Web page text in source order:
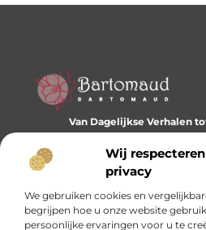
Wij
privacy
We gebruiken cookies en
begrijpen hoe u onze website
persoonlijke ervaringen voor u te
Van Dagelijkse Verhalen
Ontdek een wereld vol diverse
dagelijks inspireren en nieuwe